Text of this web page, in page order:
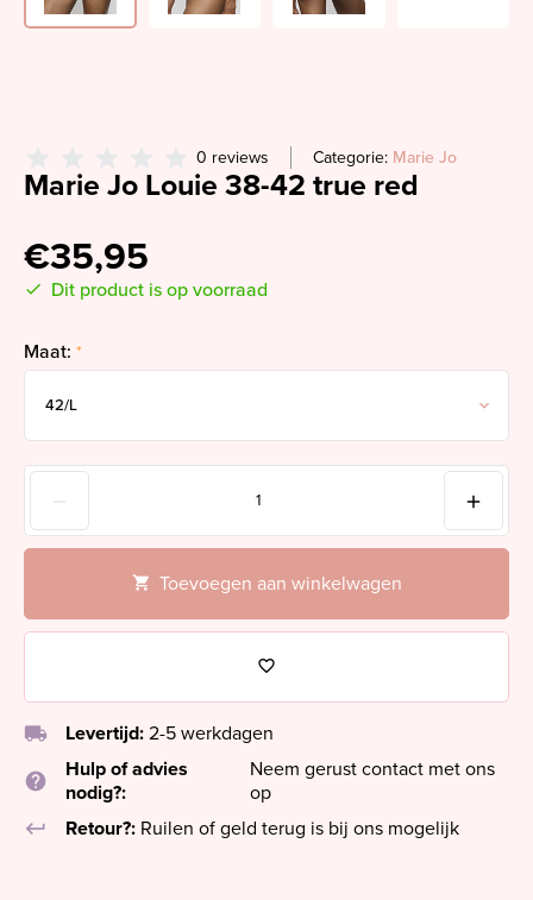
0 reviews Categorie: Marie Jo
Marie Jo Louie 38-42 true red
€35,95
Dit product is op voorraad
Maat: *
Toevoegen aan winkelwagen
local_shipping Levertijd: 2-5 werkdagen
help
Hulp of advies
nodig?:
Neem gerust contact met ons
op
keyboard_return
Retour?: Ruilen of geld terug is bij ons mogelijk